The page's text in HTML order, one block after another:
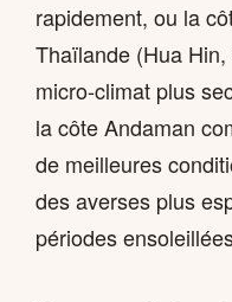
rapidement, ou la
Thaïlande (Hua Hin,
micro-climat plus
la côte Andaman
de meilleures
des averses plus
périodes